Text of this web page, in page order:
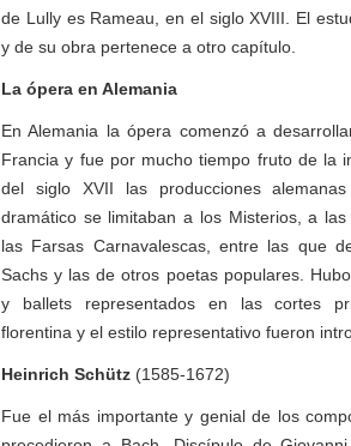
de Lully es Rameau, en el siglo XVIII. El
y de su obra pertenece a otro capítulo.
La ópera en Alemania
En Alemania la ópera comenzó a
Francia y fue por mucho tiempo fruto de la
del siglo XVII las producciones
dramático se limitaban a los Misterios, a
las Farsas Carnavalescas, entre las que
Sachs y las de otros poetas populares.
y ballets representados en las cortes
florentina y el estilo representativo fueron
Heinrich Schütz (1585-1672)
Fue el más importante y genial de los